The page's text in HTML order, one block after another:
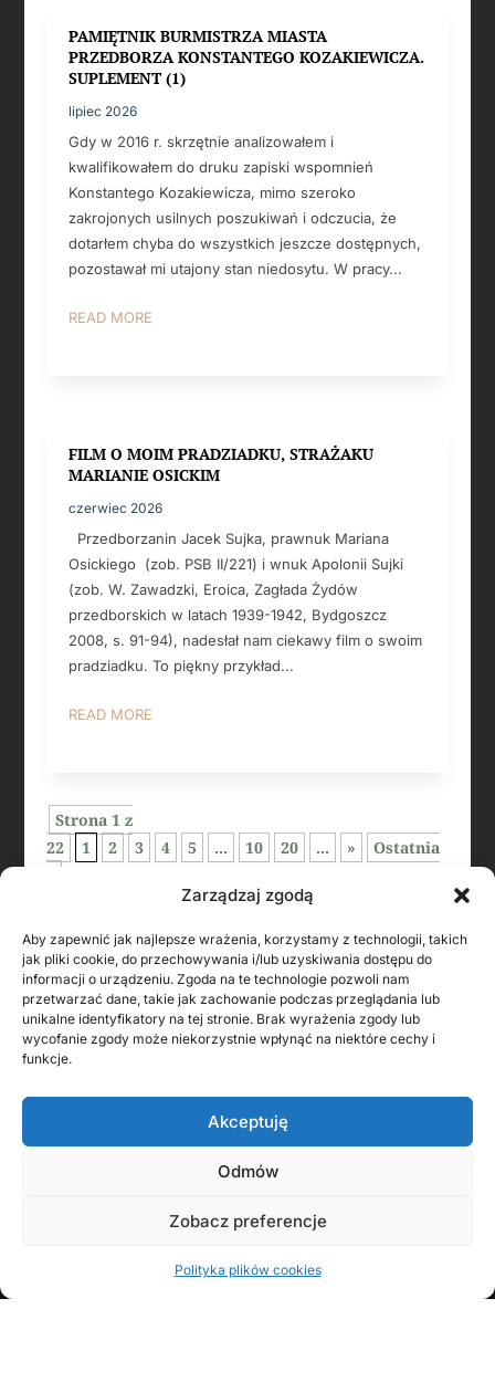
Zarządzaj zgodą
Aby zapewnić jak najlepsze wrażenia, korzystamy z technologii, takich
jak pliki cookie, do przechowywania i/lub uzyskiwania dostępu do
informacji o urządzeniu. Zgoda na te technologie pozwoli nam
przetwarzać dane, takie jak zachowanie podczas przeglądania lub
unikalne identyfikatory na tej stronie. Brak wyrażenia zgody lub
wycofanie zgody może niekorzystnie wpłynąć na niektóre cechy i
funkcje.
Akceptuję
Odmów
Zobacz preferencje
Polityka plików cookies
PAMIĘTNIK BURMISTRZA MIASTA
PRZEDBORZA KONSTANTEGO KOZAKIEWICZA.
SUPLEMENT (1)
lipiec 2026
Gdy w 2016 r. skrzętnie analizowałem i
kwalifikowałem do druku zapiski wspomnień
Konstantego Kozakiewicza, mimo szeroko
zakrojonych usilnych poszukiwań i odczucia, że
dotarłem chyba do wszystkich jeszcze dostępnych,
pozostawał mi utajony stan niedosytu. W pracy...
READ MORE
FILM O MOIM PRADZIADKU, STRAŻAKU
MARIANIE OSICKIM
czerwiec 2026
Przedborzanin Jacek Sujka, prawnuk Mariana
Osickiego (zob. PSB II/221) i wnuk Apolonii Sujki
(zob. W. Zawadzki, Eroica, Zagłada Żydów
przedborskich w latach 1939-1942, Bydgoszcz
2008, s. 91-94), nadesłał nam ciekawy film o swoim
pradziadku. To piękny przykład...
READ MORE
Strona 1 z
22
1 2 3 4 5 ... 10 20 ... »
Ostatnia